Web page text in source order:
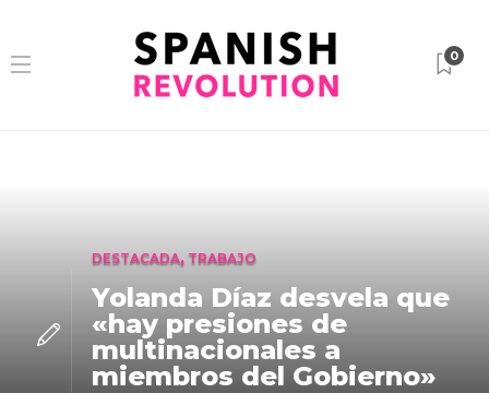
0
DESTACADA, TRABAJO
Yolanda Díaz desvela que
«hay presiones de
multinacionales a
miembros del Gobierno»